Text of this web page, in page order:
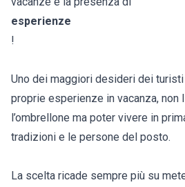
esperienze
!
Uno dei maggiori desideri dei
proprie esperienze in vacanza,
l’ombrellone ma poter vivere in
tradizioni e le persone del posto.
La scelta ricade sempre più su